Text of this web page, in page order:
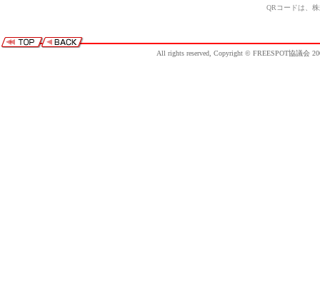
QRコードは、
All rights reserved, Copyright © FREESPOT協議会